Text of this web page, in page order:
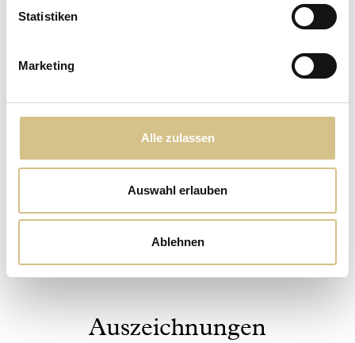
Statistiken
Marketing
Alle zulassen
Auswahl erlauben
Ablehnen
Entdecken Sie unsere Promo für Musik. Ein besonderer Rabatt von 10%
erwartet Sie, wenn Sie Ihr Ticket für ein Konzert in der Stadt vorzeigen!
Auszeichnungen